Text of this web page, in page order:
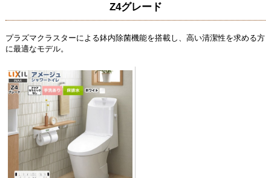
Z4グレード
プラズマクラスターによる鉢内除菌機能を搭載し、高い清潔性を求める方
に最適なモデル。